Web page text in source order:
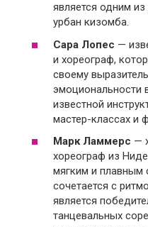
является одним
урбан кизомба.
Сара Лопес —
и хореограф,
своему
эмоциональности
известной
мастер-классах и
Марк Ламмерс —
хореограф из
мягким и плавным
сочетается с
является
танцевальных